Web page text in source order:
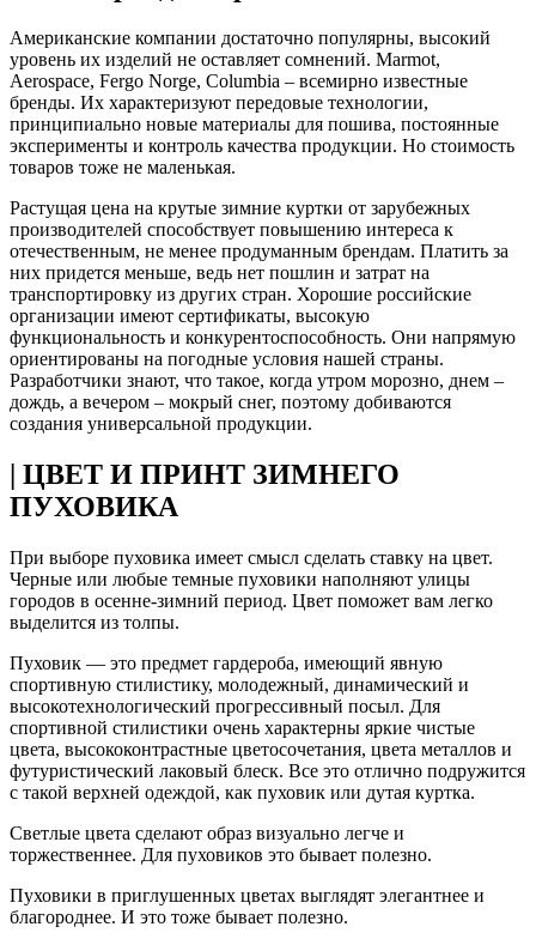
Американские компании достаточно популярны, высокий
уровень их изделий не оставляет сомнений. Marmot,
Aerospace, Fergo Norge, Columbia – всемирно известные
бренды. Их характеризуют передовые технологии,
принципиально новые материалы для пошива, постоянные
эксперименты и контроль качества продукции. Но стоимость
товаров тоже не маленькая.
Растущая цена на крутые зимние куртки от зарубежных
производителей способствует повышению интереса к
отечественным, не менее продуманным брендам. Платить за
них придется меньше, ведь нет пошлин и затрат на
транспортировку из других стран. Хорошие российские
организации имеют сертификаты, высокую
функциональность и конкурентоспособность. Они напрямую
ориентированы на погодные условия нашей страны.
Разработчики знают, что такое, когда утром морозно, днем –
дождь, а вечером – мокрый снег, поэтому добиваются
создания универсальной продукции.
| ЦВЕТ И ПРИНТ ЗИМНЕГО
ПУХОВИКА
При выборе пуховика имеет смысл сделать ставку на цвет.
Черные или любые темные пуховики наполняют улицы
городов в осенне-зимний период. Цвет поможет вам легко
выделится из толпы.
Пуховик — это предмет гардероба, имеющий явную
спортивную стилистику, молодежный, динамический и
высокотехнологический прогрессивный посыл. Для
спортивной стилистики очень характерны яркие чистые
цвета, высококонтрастные цветосочетания, цвета металлов и
футуристический лаковый блеск. Все это отлично подружится
с такой верхней одеждой, как пуховик или дутая куртка.
Светлые цвета сделают образ визуально легче и
торжественнее. Для пуховиков это бывает полезно.
Пуховики в приглушенных цветах выглядят элегантнее и
благороднее. И это тоже бывает полезно.